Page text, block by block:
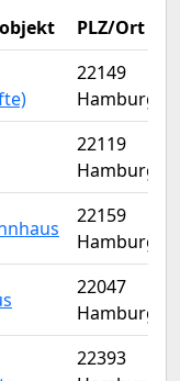
PLZ/Ort
22149
Hamburg
22119
Hamburg
22159
Hamburg
22047
Hamburg
22393